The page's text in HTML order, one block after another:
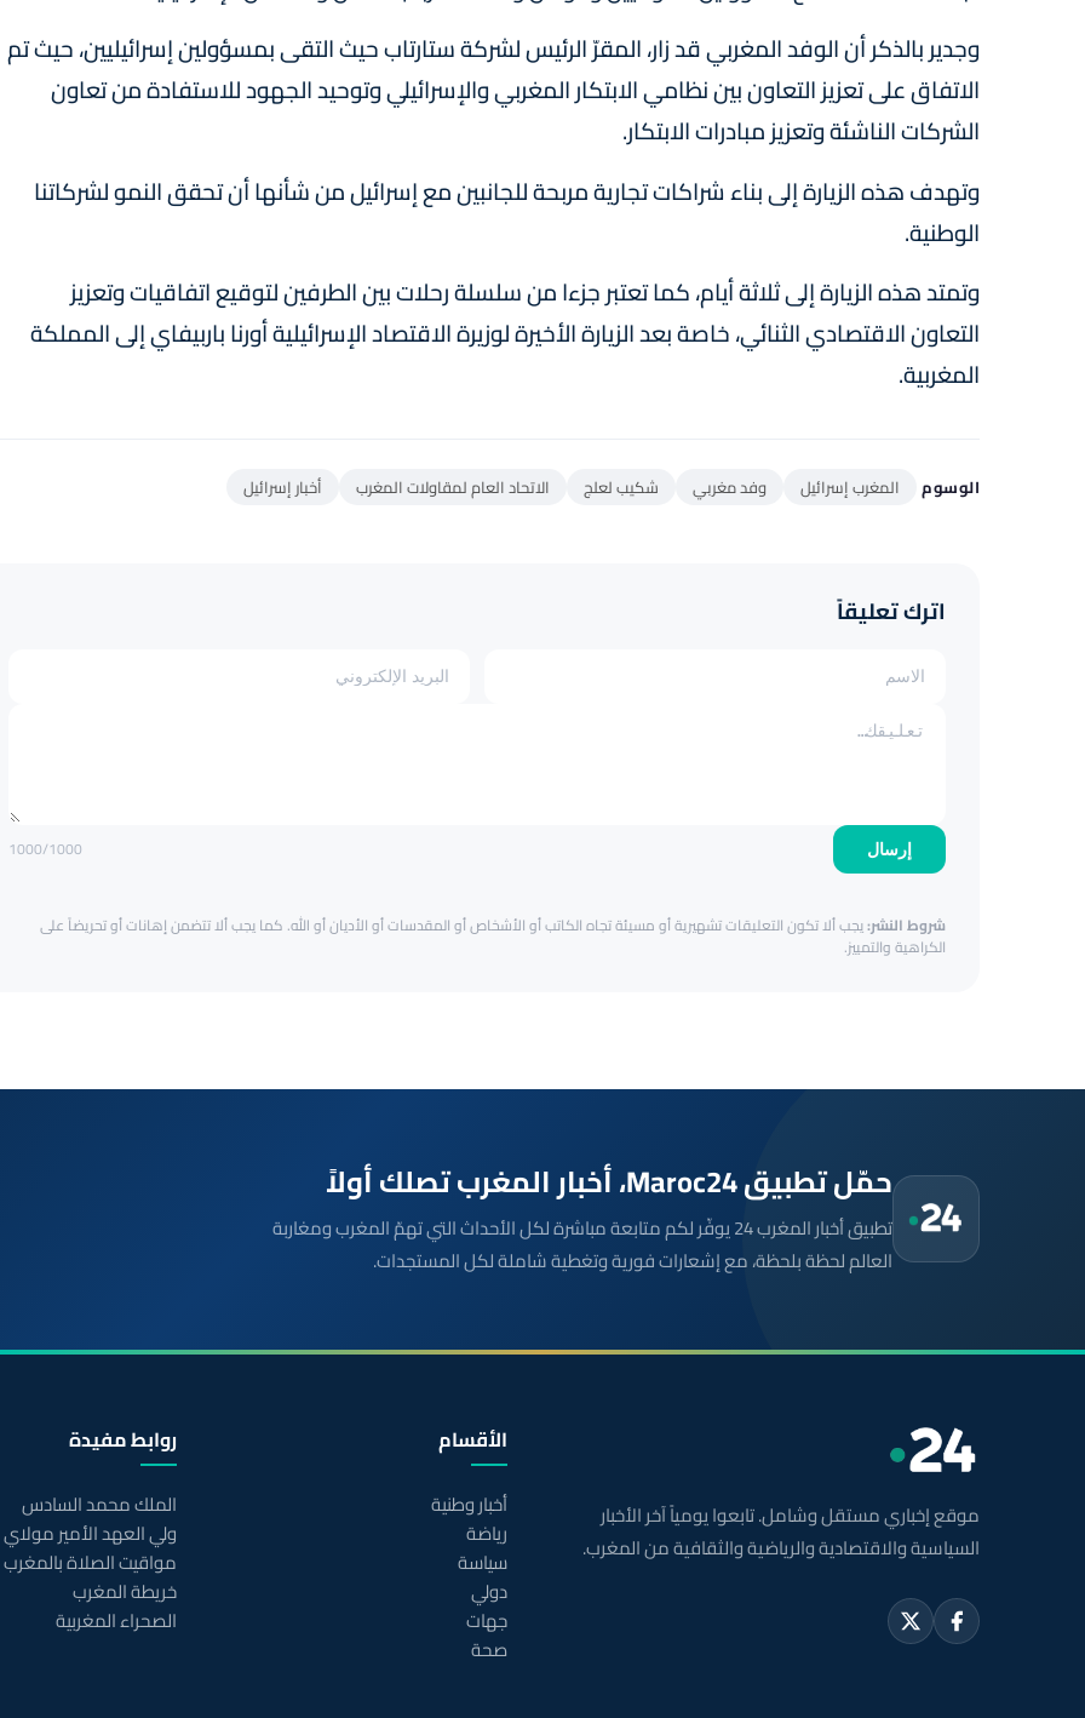
وجدير بالذكر أن الوفد المغربي قد زار، المقرّ الرئيس لشركة ستارتاب حيث التقى بمسؤولين إسرائيليين، حيث تم
الاتفاق على تعزيز التعاون بين نظامي الابتكار المغربي والإسرائيلي وتوحيد الجهود للاستفادة من تعاون
الشركات الناشئة وتعزيز مبادرات الابتكار.
وتهدف هذه الزيارة إلى بناء شراكات تجارية مربحة للجانبين مع إسرائيل من شأنها أن تحقق النمو لشركاتنا
الوطنية.
وتمتد هذه الزيارة إلى ثلاثة أيام، كما تعتبر جزءا من سلسلة رحلات بين الطرفين لتوقيع اتفاقيات وتعزيز
التعاون الاقتصادي الثنائي، خاصة بعد الزيارة الأخيرة لوزيرة الاقتصاد الإسرائيلية أورنا باربيفاي إلى المملكة
المغربية.
الوسوم المغرب إسرائيل وفد مغربي شكيب لعلج الاتحاد العام لمقاولات المغرب أخبار إسرائيل
اترك تعليقاً
إرسال 1000/1000
شروط النشر:يجب ألا تكون التعليقات تشهيرية أو مسيئة تجاه الكاتب أو الأشخاص أو المقدسات أو الأديان أو الله. كما يجب ألا تتضمن إهانات أو تحريضاً على
الكراهية والتمييز.
حمّل تطبيق Maroc24، أخبار المغرب تصلك أولاً
تطبيق أخبار المغرب 24 يوفّر لكم متابعة مباشرة لكل الأحداث التي تهمّ المغرب ومغاربة
العالم لحظة بلحظة، مع إشعارات فورية وتغطية شاملة لكل المستجدات.
موقع إخباري مستقل وشامل. تابعوا يومياً آخر الأخبار
السياسية والاقتصادية والرياضية والثقافية من المغرب.
الأقسام
أخبار وطنية
رياضة
سياسة
دولي
جهات
صحة
روابط مفيدة
الملك محمد السادس
ولي العهد الأمير
مواقيت الصلاة بالمغرب
خريطة المغرب
الصحراء المغربية